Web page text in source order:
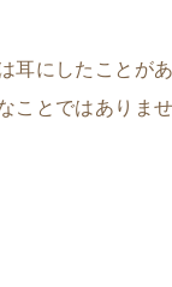
耳にしたことが
ことではありませ